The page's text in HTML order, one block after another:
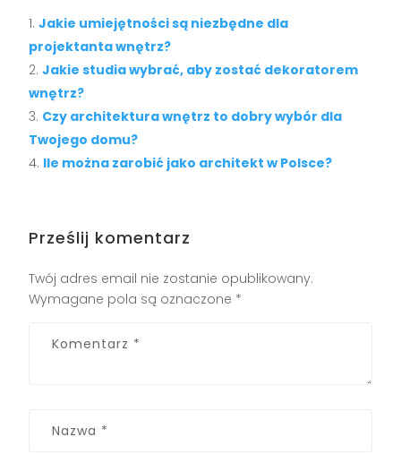
Jakie umiejętności są niezbędne dla
projektanta wnętrz?
Jakie studia wybrać, aby zostać dekoratorem
wnętrz?
Czy architektura wnętrz to dobry wybór dla
Twojego domu?
Ile można zarobić jako architekt w Polsce?
Prześlij komentarz
Twój adres email nie zostanie opublikowany.
Wymagane pola są oznaczone *